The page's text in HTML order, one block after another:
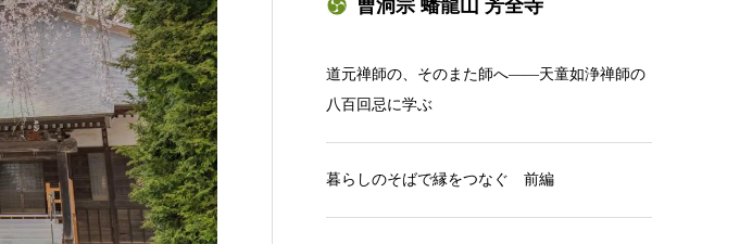
曹洞宗 蟠龍山 芳全寺
道元禅師の、そのまた師へ——天童如浄禅師の
八百回忌に学ぶ
暮らしのそばで縁をつなぐ 前編